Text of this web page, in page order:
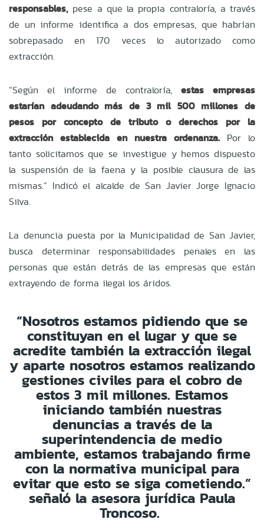
responsables, pese a que la propia contraloría, a través
de un informe identifica a dos empresas, que habrían
sobrepasado en 170 veces lo autorizado como
extracción.
“Según el informe de contraloría, estas empresas
estarían adeudando más de 3 mil 500 millones de
pesos por concepto de tributo o derechos por la
extracción establecida en nuestra ordenanza. Por lo
tanto solicitamos que se investigue y hemos dispuesto
la suspensión de la faena y la posible clausura de las
mismas.” Indicó el alcalde de San Javier Jorge Ignacio
Silva.
La denuncia puesta por la Municipalidad de San Javier,
busca determinar responsabilidades penales en las
personas que están detrás de las empresas que están
extrayendo de forma ilegal los áridos.
“Nosotros estamos pidiendo que se
constituyan en el lugar y que se
acredite también la extracción ilegal
y aparte nosotros estamos realizando
gestiones civiles para el cobro de
estos 3 mil millones. Estamos
iniciando también nuestras
denuncias a través de la
superintendencia de medio
ambiente, estamos trabajando firme
con la normativa municipal para
evitar que esto se siga cometiendo.”
señaló la asesora jurídica Paula
Troncoso.